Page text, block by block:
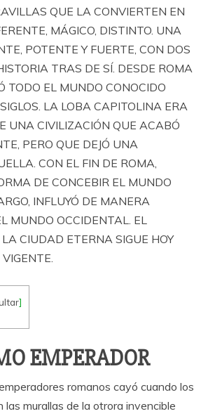
QUE LA CONVIERTEN EN
MÁGICO, DISTINTO. UNA
POTENTE Y FUERTE, CON DOS
TRAS DE SÍ. DESDE ROMA
TODO EL MUNDO CONOCIDO
LA LOBA CAPITOLINA ERA
UNA CIVILIZACIÓN QUE ACABÓ
PERO QUE DEJÓ UNA
CON EL FIN DE ROMA,
DE CONCEBIR EL MUNDO
INFLUYÓ DE MANERA
MUNDO OCCIDENTAL. EL
CIUDAD ETERNA SIGUE HOY
]
EMPERADOR
romanos cayó cuando los
las murallas de la otrora invencible